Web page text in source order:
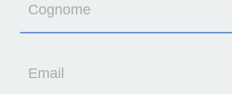
Cognome
Email